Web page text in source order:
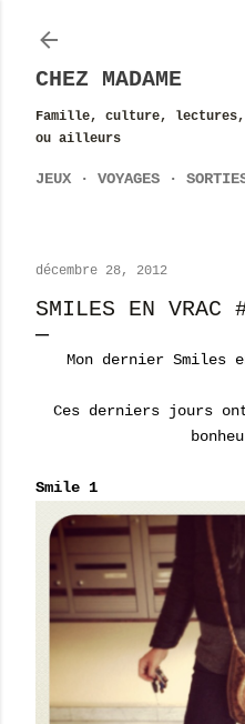
CHEZ MADAME
Famille, culture,
ou ailleurs
JEUX VOYAGES
décembre 28, 2012
SMILES EN VRAC
Mon dernier Smiles
Ces derniers jours
Smile 1